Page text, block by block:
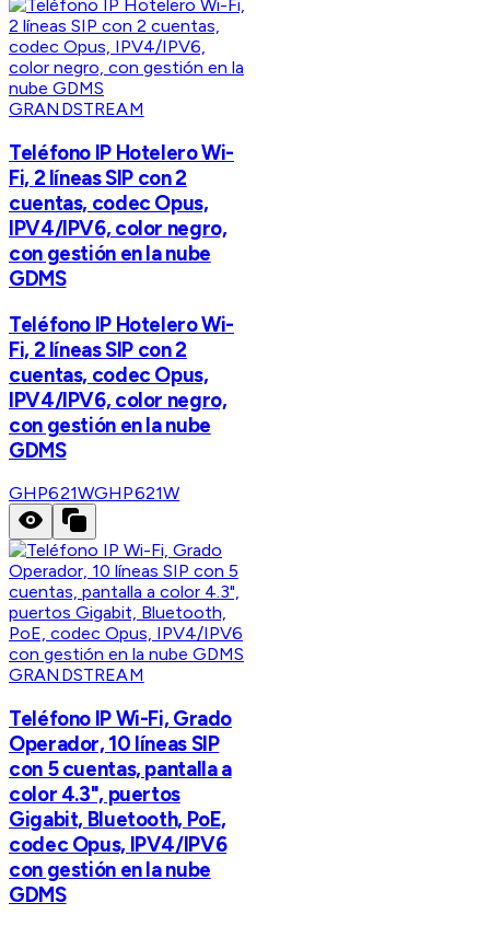
GRANDSTREAM
Teléfono IP Hotelero Wi-
Fi, 2 líneas SIP con 2
cuentas, codec Opus,
IPV4/IPV6, color negro,
con gestión en la nube
GDMS
Teléfono IP Hotelero Wi-
Fi, 2 líneas SIP con 2
cuentas, codec Opus,
IPV4/IPV6, color negro,
con gestión en la nube
GDMS
GHP621WGHP621W
GRANDSTREAM
Teléfono IP Wi-Fi, Grado
Operador, 10 líneas SIP
con 5 cuentas, pantalla a
color 4.3", puertos
Gigabit, Bluetooth, PoE,
codec Opus, IPV4/IPV6
con gestión en la nube
GDMS